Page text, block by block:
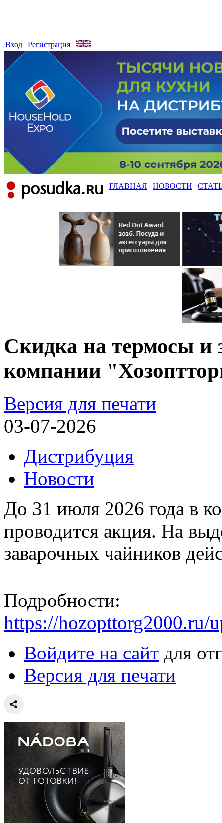
Вход | Регистрация |
ГЛАВНАЯ ¦ НОВОСТИ ¦
Скидка на термосы и
компании
Версия для печати
03-07-2026
Дистрибуция
Новости
До 31 июля 2026 года в
проводится акция. На
заварочных чайников
Подробности:
https://hozopttorg2000.ru/
Войдите на сайт для
Версия для печати